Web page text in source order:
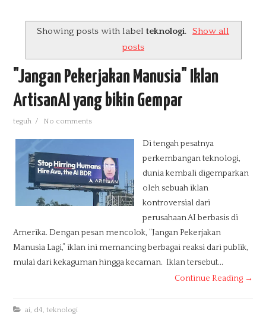
PRODUKSI TV
TUTORIAL
PENDIDIKAN
TIPS N TRIK
DOWNLOAD
INFO LOKER
Showing posts with label teknologi. Show all
posts
"Jangan Pekerjakan Manusia" Iklan
ArtisanAI yang bikin Gempar
teguh / No comments
Di tengah pesatnya
perkembangan teknologi,
dunia kembali digemparkan
oleh sebuah iklan
kontroversial dari
perusahaan AI berbasis di
Amerika. Dengan pesan mencolok, “Jangan Pekerjakan
Manusia Lagi,” iklan ini memancing berbagai reaksi dari publik,
mulai dari kekaguman hingga kecaman. Iklan tersebut...
Continue Reading →
ai, d4,teknologi